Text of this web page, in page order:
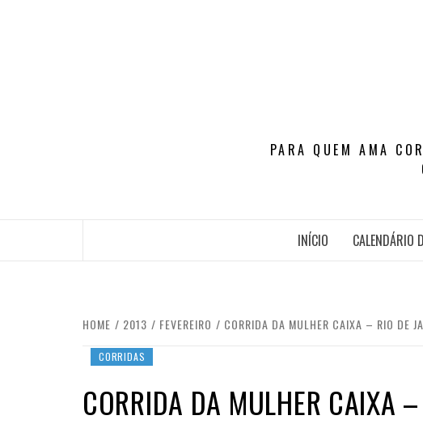
PARA QUEM AMA
INÍCIO CALENDÁRIO
HOME 2013 FEVEREIRO CORRIDA DA MULHER CAIXA – RIO DE
CORRIDAS
CORRIDA DA MULHER CAIXA